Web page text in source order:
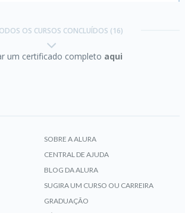
OS CURSOS CONCLUÍDOS (16)
um certificado completo aqui
SOBRE A ALURA
CENTRAL DE AJUDA
BLOG DA ALURA
SUGIRA UM CURSO OU CARREIRA
GRADUAÇÃO